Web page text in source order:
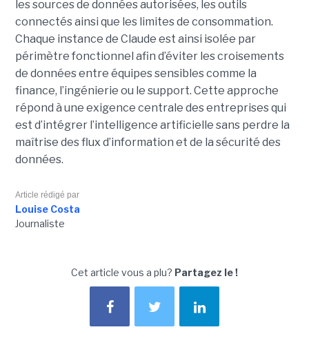
les sources de données autorisées, les outils
connectés ainsi que les limites de consommation.
Chaque instance de Claude est ainsi isolée par
périmètre fonctionnel afin d’éviter les croisements
de données entre équipes sensibles comme la
finance, l’ingénierie ou le support. Cette approche
répond à une exigence centrale des entreprises qui
est d’intégrer l’intelligence artificielle sans perdre la
maîtrise des flux d’information et de la sécurité des
données.
Article rédigé par
Louise Costa
Journaliste
Cet article vous a plu? Partagez le !